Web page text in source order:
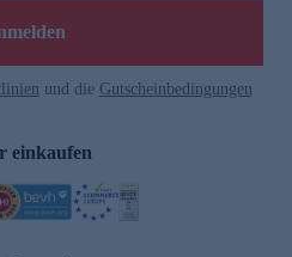
und die Gutscheinbedingungen
einkaufen